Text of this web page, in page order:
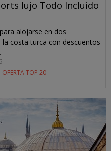
lujo Todo Incluido
alojarse en dos
costa turca con descuentos
OFERTA TOP 20